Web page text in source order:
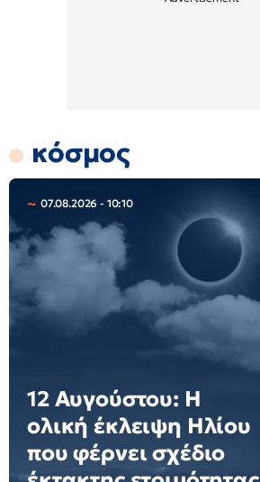
κόσμος
07.08.2026 - 10:10
12 Αυγούστου: Η
ολική έκλειψη Ηλίου
που φέρνει σχέδιο